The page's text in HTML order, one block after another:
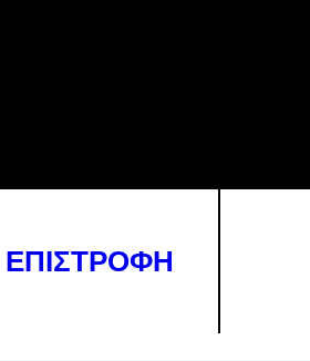
ΕΠΙΣΤΡΟΦΗ